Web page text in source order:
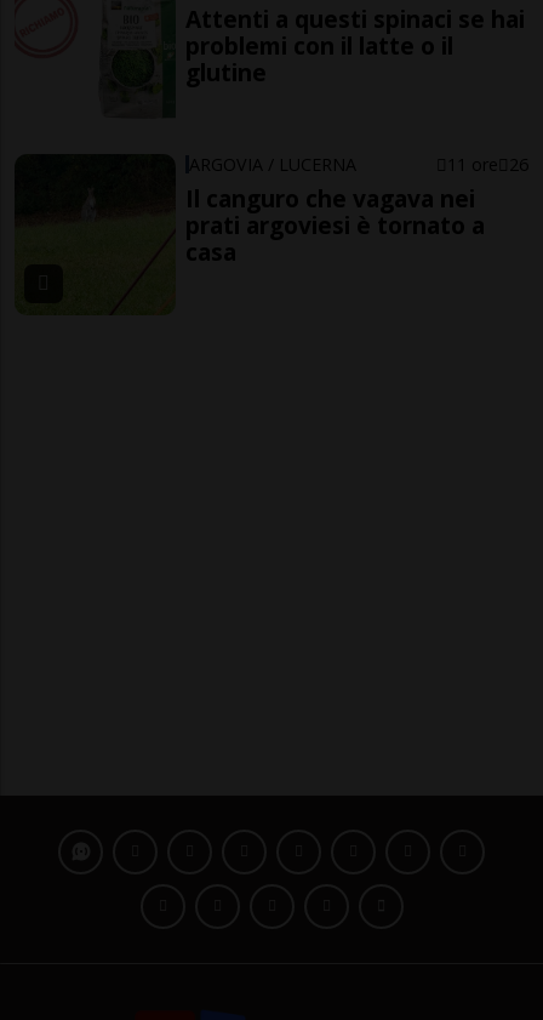
Attenti a questi spinaci se hai
problemi con il latte o il
glutine
ARGOVIA / LUCERNA 11 ore 26
Il canguro che vagava nei
prati argoviesi è tornato a
casa